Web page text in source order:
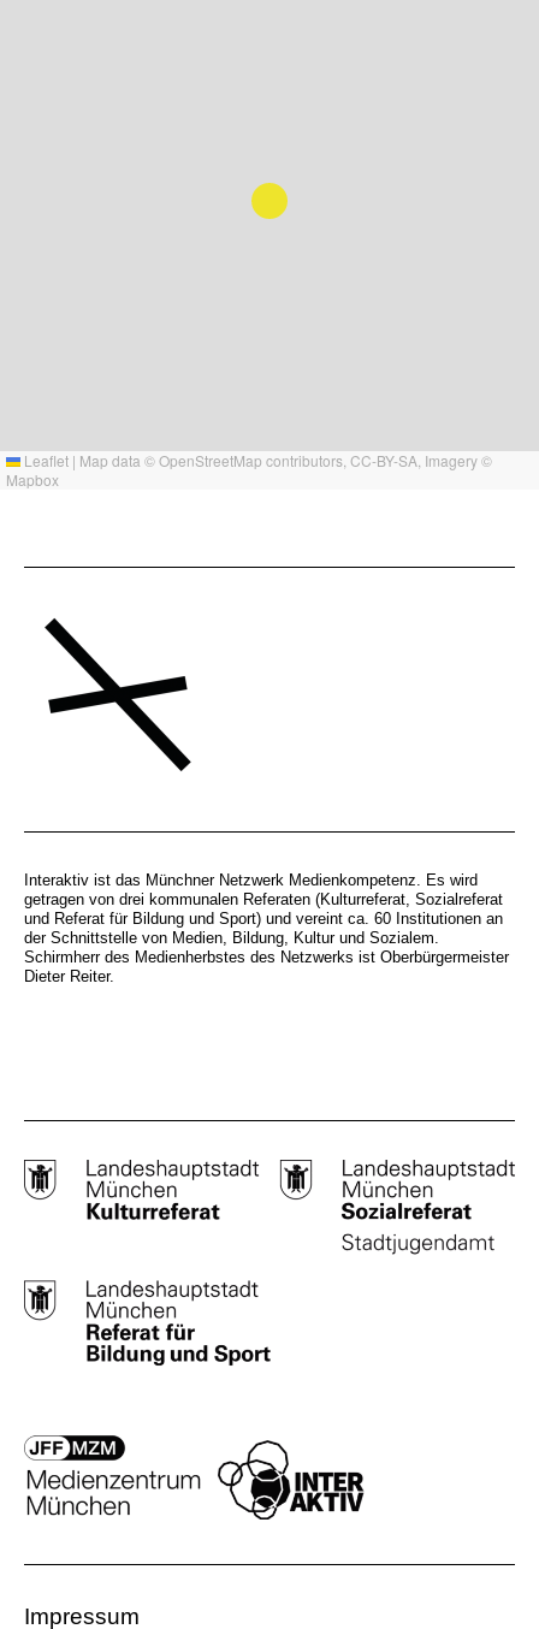
Leaflet | Map data ©OpenStreetMap contributors, CC-BY-SA , Imagery ©
Mapbox
Interaktiv ist das Münchner Netzwerk Medienkompetenz. Es wird
getragen von drei kommunalen Referaten (Kulturreferat, Sozialreferat
und Referat für Bildung und Sport) und vereint ca. 60 Institutionen an
der Schnittstelle von Medien, Bildung, Kultur und Sozialem.
Schirmherr des Medienherbstes des Netzwerks ist Oberbürgermeister
Dieter Reiter.
Impressum